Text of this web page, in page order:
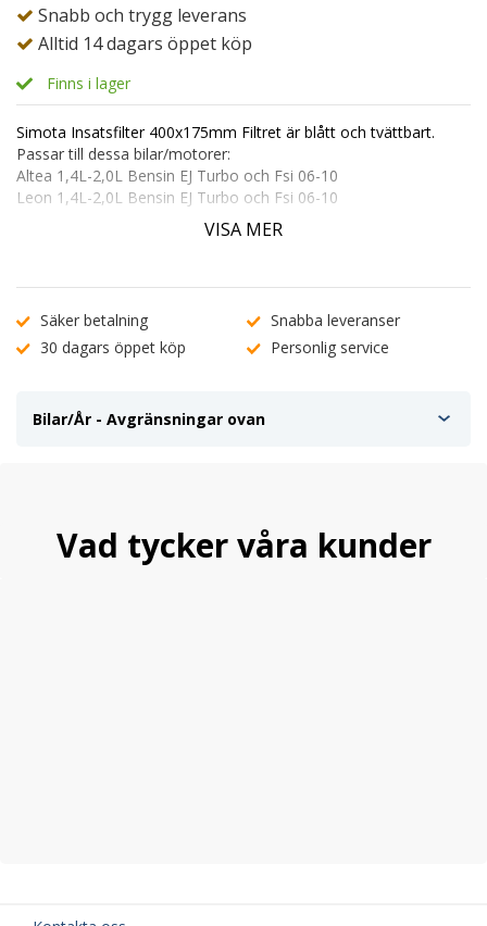
Snabb och trygg leverans
Alltid 14 dagars öppet köp
Finns i lager
Simota Insatsfilter 400x175mm Filtret är blått och tvättbart.
Passar till dessa bilar/motorer:
Altea 1,4L-2,0L Bensin EJ Turbo och Fsi 06-10
Leon 1,4L-2,0L Bensin EJ Turbo och Fsi 06-10
Toledo 1,4L-2,0L Bensin EJ Turbo och Fsi 06-10
VISA MER
Säker betalning
Snabba leveranser
30 dagars öppet köp
Personlig service
Bilar/År - Avgränsningar ovan
Vad tycker våra kunder